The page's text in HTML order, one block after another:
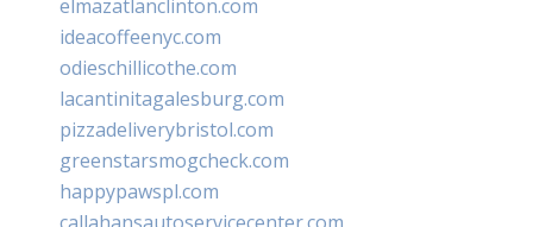
elmazatlanclinton.com
ideacoffeenyc.com
odieschillicothe.com
lacantinitagalesburg.com
pizzadeliverybristol.com
greenstarsmogcheck.com
happypawspl.com